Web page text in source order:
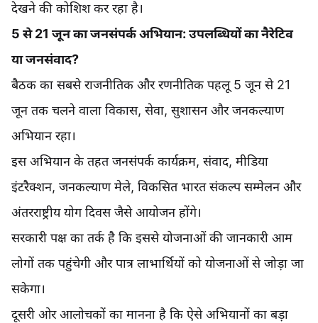
देखने की कोशिश कर रहा है।
5 से 21 जून का जनसंपर्क अभियान: उपलब्धियों का नैरेटिव
या जनसंवाद?
बैठक का सबसे राजनीतिक और रणनीतिक पहलू 5 जून से 21
जून तक चलने वाला विकास, सेवा, सुशासन और जनकल्याण
अभियान रहा।
इस अभियान के तहत जनसंपर्क कार्यक्रम, संवाद, मीडिया
इंटरैक्शन, जनकल्याण मेले, विकसित भारत संकल्प सम्मेलन और
अंतरराष्ट्रीय योग दिवस जैसे आयोजन होंगे।
सरकारी पक्ष का तर्क है कि इससे योजनाओं की जानकारी आम
लोगों तक पहुंचेगी और पात्र लाभार्थियों को योजनाओं से जोड़ा जा
सकेगा।
दूसरी ओर आलोचकों का मानना है कि ऐसे अभियानों का बड़ा